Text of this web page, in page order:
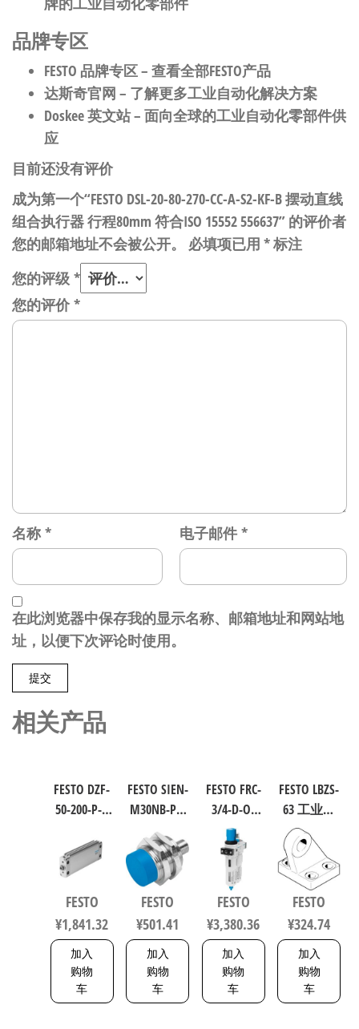
品牌专区
FESTO 品牌专区– 查看全部FESTO产品
达斯奇官网 – 了解更多工业自动化解决方案
Doskee 英文站– 面向全球的工业自动化零部件供
应
目前还没有评价
成为第一个“FESTO DSL-20-80-270-CC-A-S2-KF-B 摆动直线
组合执行器 行程80mm 符合ISO 15552 556637” 的评价者
您的邮箱地址不会被公开。
必填项已用 *标注
您的评级 *
您的评价*
名称 * 电子邮件 *
在此浏览器中保存我的显示名称、邮箱地址和网站地
址，以便下次评论时使用。
相关产品
FESTO DZF-
50-200-P-A
缸 行程
200mm 缸
164075
FESTO
¥1,841.32
加入
购物
车
FESTO SIEN-
M30NB-PS-
S-L 电感式
接近传感
器 符合EN
60947-5-2
150443
FESTO
¥501.41
加入
购物
车
FESTO FRC-
3/4-D-O-
MAXI 过滤
减压阀润
滑器组合
符合ISO
8573-1:2010
162744
FESTO
¥3,380.36
加入
购物
车
FESTO LBZS-
63 工业自
动化零部
件 规格63
33846
FESTO
¥324.74
加入
购物
车